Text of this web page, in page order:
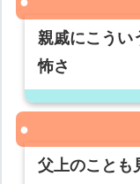
親戚にこうい
怖さ
父上のことも